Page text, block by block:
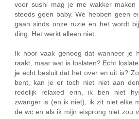
voor sushi mag je me wakker
steeds geen baby. We hebben geen
gaan sinds onze ruzie en het wordt
ding. Het werkt alleen niet.
Ik hoor vaak genoeg dat wanneer je
raakt, maar wat is loslaten? Echt
je echt besluit dat het over en uit is?
bent, kan je er toch niet niet aan
redelijk relaxed erin, ik ben niet
zwanger is (en ik niet), ik zit niet elke
de wc en als ik mijn eisprong niet zou